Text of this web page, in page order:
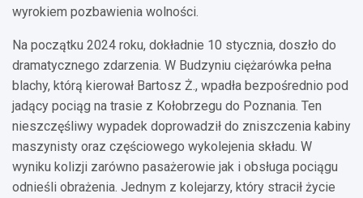
wyrokiem pozbawienia wolności.
Na początku 2024 roku, dokładnie 10 stycznia, doszło do
dramatycznego zdarzenia. W Budzyniu ciężarówka pełna
blachy, którą kierował Bartosz Ż., wpadła bezpośrednio pod
jadący pociąg na trasie z Kołobrzegu do Poznania. Ten
nieszczęśliwy wypadek doprowadził do zniszczenia kabiny
maszynisty oraz częściowego wykolejenia składu. W
wyniku kolizji zarówno pasażerowie jak i obsługa pociągu
odnieśli obrażenia. Jednym z kolejarzy, który stracił życie